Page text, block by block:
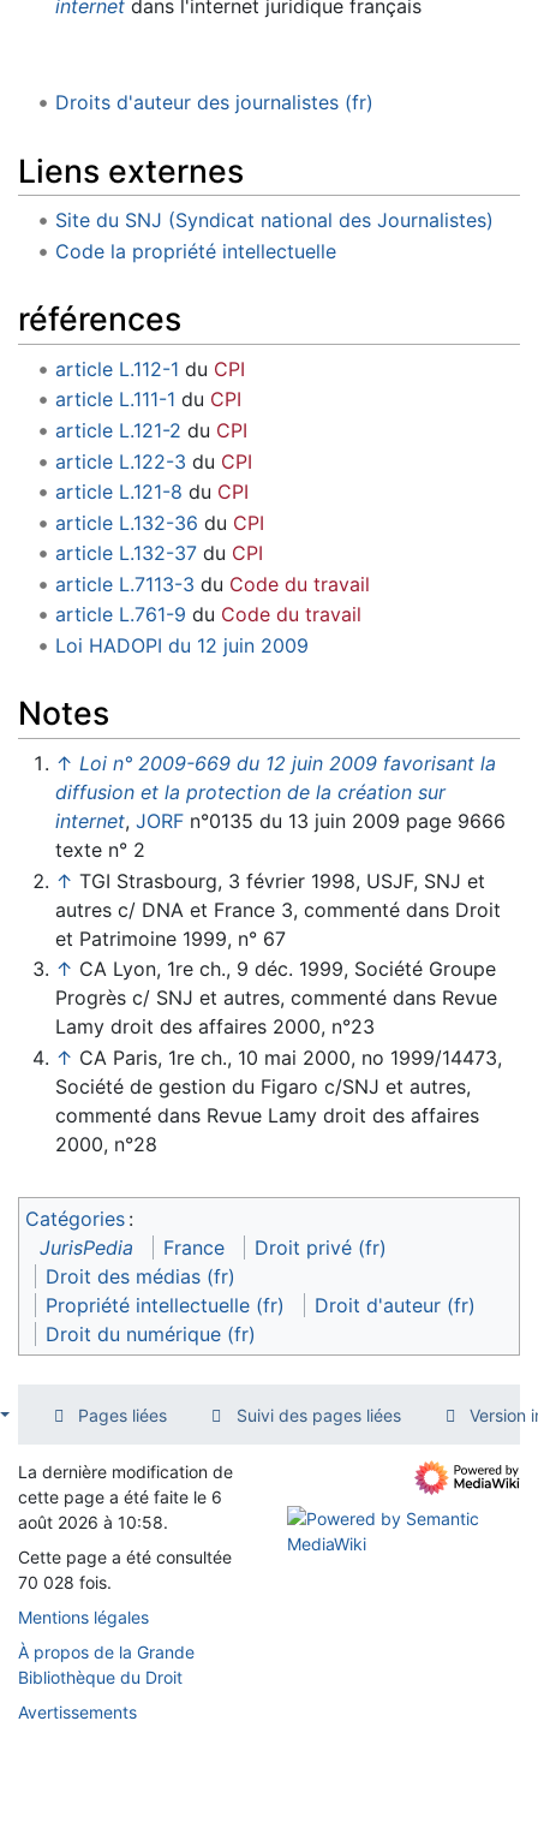
internetdans l'internet juridique français
Droits d'auteur des journalistes (fr)
Liens externes
Site du SNJ (Syndicat national des Journalistes)
Code la propriété intellectuelle
références
article L.112-1 du CPI
article L.111-1 du CPI
article L.121-2 du CPI
article L.122-3 du CPI
article L.121-8 du CPI
article L.132-36 du CPI
article L.132-37du CPI
article L.7113-3 du Code du travail
article L.761-9 du Code du travail
Loi HADOPI du 12 juin 2009
Notes
↑ Loi n° 2009-669 du 12 juin 2009 favorisant la
diffusion et la protection de la création sur
internet, JORFn°0135 du 13 juin 2009 page 9666
texte n° 2
↑ TGI Strasbourg, 3 février 1998, USJF, SNJ et
autres c/ DNA et France 3, commenté dans Droit
et Patrimoine 1999, n° 67
↑ CA Lyon, 1re ch., 9 déc. 1999, Société Groupe
Progrès c/ SNJ et autres, commenté dans Revue
Lamy droit des affaires 2000, n°23
↑ CA Paris, 1re ch., 10 mai 2000, no 1999/14473,
Société de gestion du Figaro c/SNJ et autres,
commenté dans Revue Lamy droit des affaires
2000, n°28
Catégories :
JurisPedia
France
Droit privé (fr)
Droit des médias (fr)
Propriété intellectuelle (fr)
Droit d'auteur (fr)
Droit du numérique (fr)
Pages liées Suivi des pages liées Version
La dernière modification de
cette page a été faite le 6
août 2026 à 10:58.
Cette page a été consultée
70 028 fois.
Mentions légales
À propos de la Grande
Bibliothèque du Droit
Avertissements